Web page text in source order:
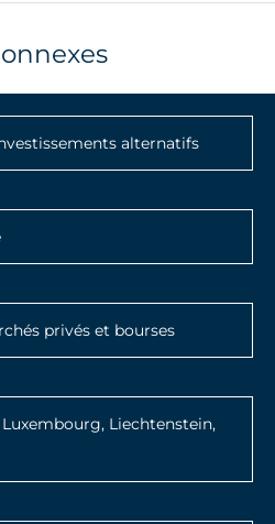
alternatifs
privés et bourses
Liechtenstein,